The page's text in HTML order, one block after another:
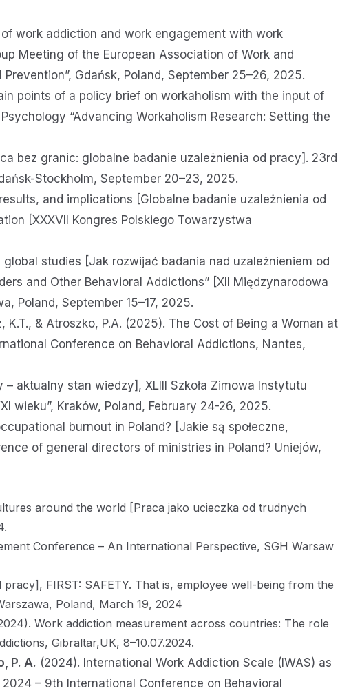
work addiction and work engagement with work
Meeting of the European Association of Work and
Gdańsk, Poland, September 25–26, 2025.
points of a policy brief on workaholism with the input of
“Advancing Workaholism Research: Setting the
bez granic: globalne badanie uzależnienia od pracy]. 23rd
Stockholm, September 20–23, 2025.
and implications [Globalne badanie uzależnienia od
[XXXVII Kongres Polskiego Towarzystwa
studies [Jak rozwijać badania nad uzależnieniem od
and Other Behavioral Addictions” [XII Międzynarodowa
Poland, September 15–17, 2025.
& Atroszko, P.A. (2025). The Cost of Being a Woman at
Conference on Behavioral Addictions, Nantes,
aktualny stan wiedzy], XLIII Szkoła Zimowa Instytutu
wieku”, Kraków, Poland, February 24-26, 2025.
burnout in Poland? [Jakie są społeczne,
of general directors of ministries in Poland? Uniejów,
around the world [Praca jako ucieczka od trudnych
Conference – An International Perspective, SGH Warsaw
FIRST: SAFETY. That is, employee well-being from the
Poland, March 19, 2024
Work addiction measurement across countries: The role
Gibraltar,UK, 8–10.07.2024.
P. A. (2024). International Work Addiction Scale (IWAS) as
– 9th International Conference on Behavioral